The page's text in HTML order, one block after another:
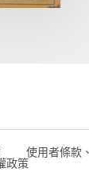
使用者條款
政策